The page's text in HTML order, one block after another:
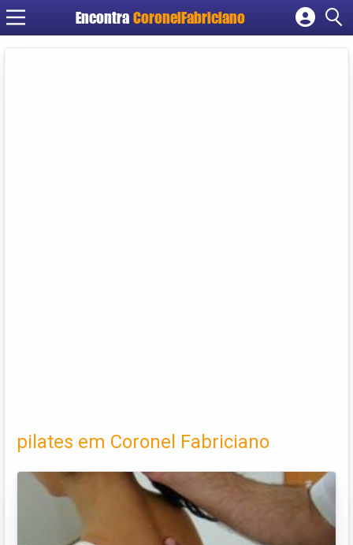
Encontra CoronelFabriciano
Cadastrar empresa
pilates em Coronel Fabriciano